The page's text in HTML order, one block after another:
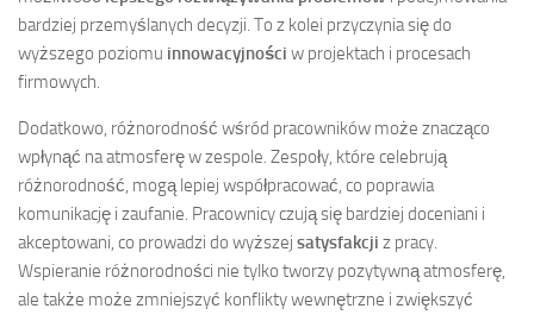
bardziej przemyślanych decyzji. To z kolei przyczynia się do
wyższego poziomu innowacyjności w projektach i procesach
firmowych.
Dodatkowo, różnorodność wśród pracowników może znacząco
wpłynąć na atmosferę w zespole. Zespoły, które celebrują
różnorodność, mogą lepiej współpracować, co poprawia
komunikację i zaufanie. Pracownicy czują się bardziej doceniani i
akceptowani, co prowadzi do wyższej satysfakcji z pracy.
Wspieranie różnorodności nie tylko tworzy pozytywną atmosferę,
ale także może zmniejszyć konflikty wewnętrzne i zwiększyć